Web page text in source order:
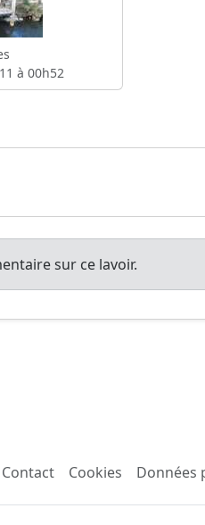
à 00h52
sur ce lavoir.
Contact Cookies Données